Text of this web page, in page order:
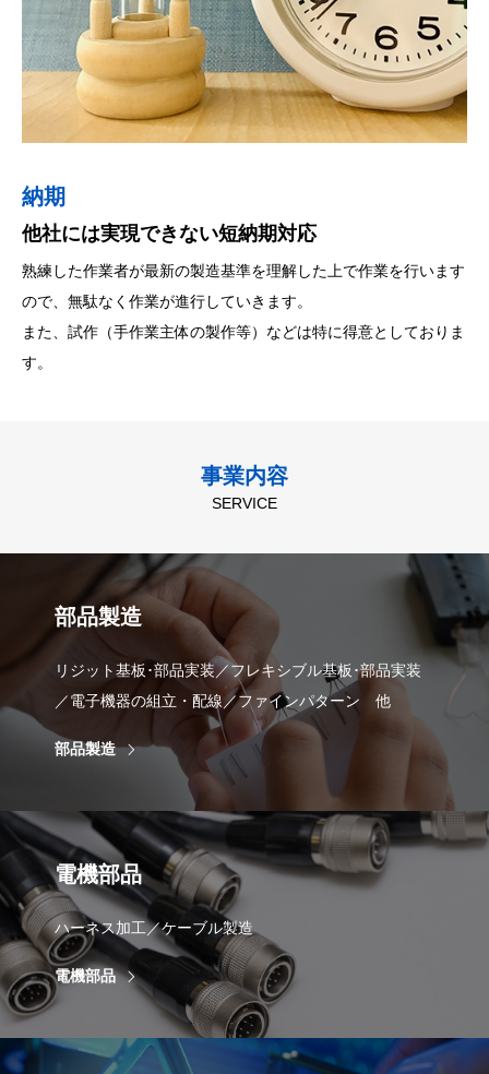
納期
他社には実現できない短納期対応
熟練した作業者が最新の製造基準を理解した上で作業を行います
ので、無駄なく作業が進行していきます。
また、試作（手作業主体の製作等）などは特に得意としておりま
す。
コスト
余計な工程を省くことで低コストを実現
効率的な管理体制と、工程を見直し無駄な工程を省くことで、大
幅な
工程と時間の短縮を図り、コスト削減を実現しております。
品質
高品質な半田付け体制
リフローはヘラー製を採用、24ヒーティングコントロール13ゾ
ーンによる温度プロファイルは正確な処理ができ、特に鉛フリー
に対するシビアなプロファイル作製で高精度な半田付けが可能で
す。
事業内容
SERVICE
部品製造
リジット基板･部品実装／フレキシブル基板･部品実装
／電子機器の組立・配線／ファインパターン 他
部品製造
電機部品
ハーネス加工／ケーブル製造
電機部品